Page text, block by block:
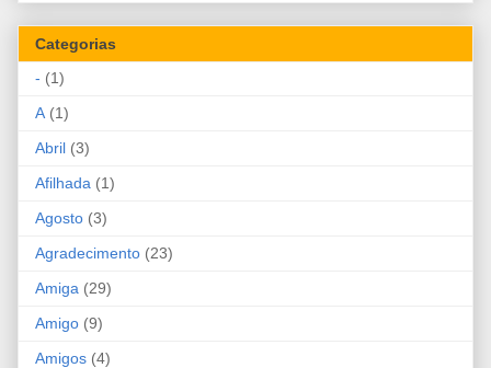
Categorias
- (1)
A (1)
Abril (3)
Afilhada (1)
Agosto (3)
Agradecimento (23)
Amiga (29)
Amigo (9)
Amigos (4)